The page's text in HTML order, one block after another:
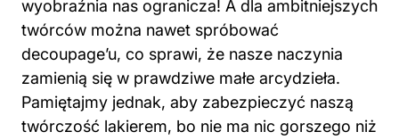
wyobraźnia nas ogranicza! A dla ambitniejszych
twórców można nawet spróbować
decoupage’u, co sprawi, że nasze naczynia
zamienią się w prawdziwe małe arcydzieła.
Pamiętajmy jednak, aby zabezpieczyć naszą
twórczość lakierem, bo nie ma nic gorszego niż